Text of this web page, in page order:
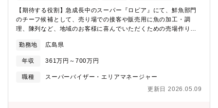
【期待する役割】急成長中のスーパー『ロピア』にて、鮮魚部門
のチーフ候補として、売り場での接客や販売用に魚の加工・調
理、陳列など、地域のお客様に喜んでいただくための売場作りや
て、地域のお客様の満足度向上のために、最大限の権利と責任を
持ち、売上・利益アップをミッションとしてご活躍いただきま
す。★自分の裁量で商品を買付け、仕入れ、価格を決め、売場作
り、商談、販促活動等も担当していただきます。★最小経営責任
とができ、プライベートブランド商品の企画開発も手がけること
勤務地 広島県
年収 361万円～700万円
職種
スーパーバイザー・エリアマネージャー
更新日 2026.05.09